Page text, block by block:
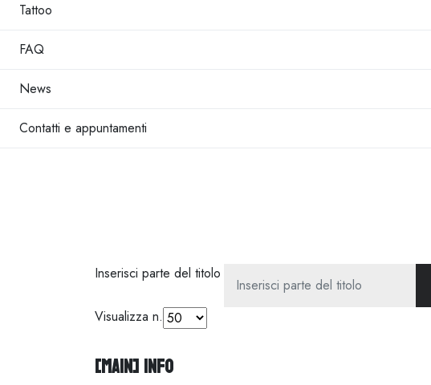
Tattoo
FAQ
News
Contatti e appuntamenti
Inserisci parte del titolo
Visualizza n.
[MAIN] Info